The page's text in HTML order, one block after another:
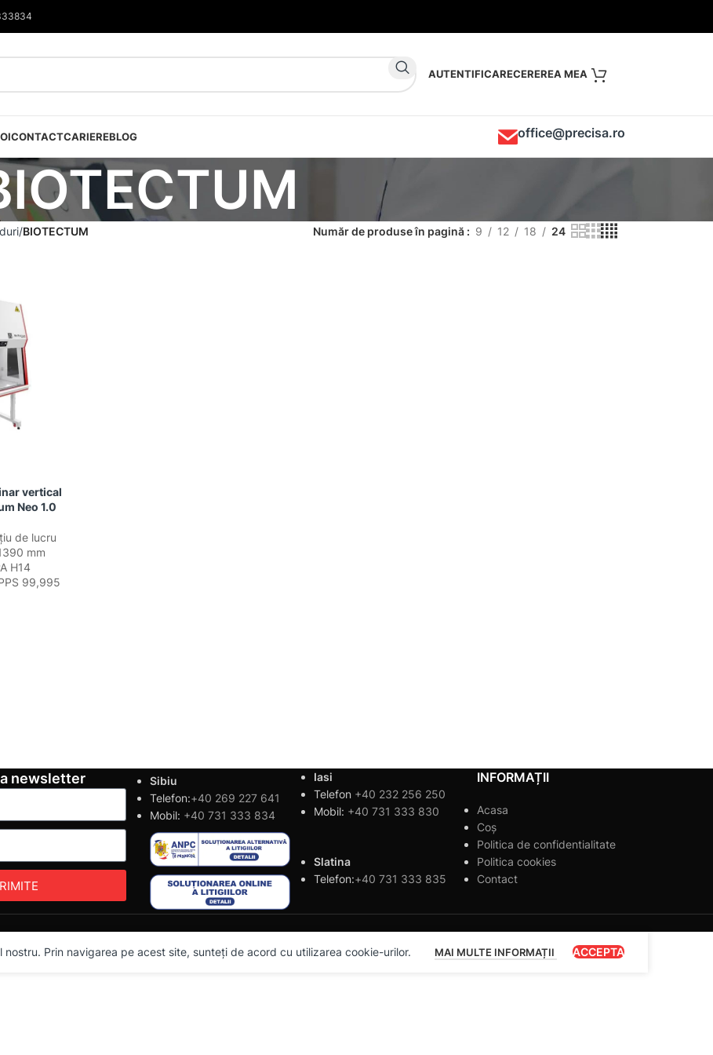
AUTENTIFICARE
CONTACTCARIEREBLOG office@precisa.ro
BIOTECTUM Număr de produse în pagină 9 12 18 24
vertical
Neo 1.0
de lucru
mm
H14
99,995
newsletter
Sibiu
Telefon:+40 269 227 641
Mobil: +40 731 333 834
Iasi
Telefon +40 232 256 250
Mobil: +40 731 333 830
Slatina
Telefon:+40 731 333 835
INFORMAȚII
Acasa
Coș
Politica de confidentialitate
Politica cookies
Contact
Prin navigarea pe acest site, sunteți de acord cu utilizarea cookie-urilor. MAI MULTE INFORMAȚII ACCEPTA